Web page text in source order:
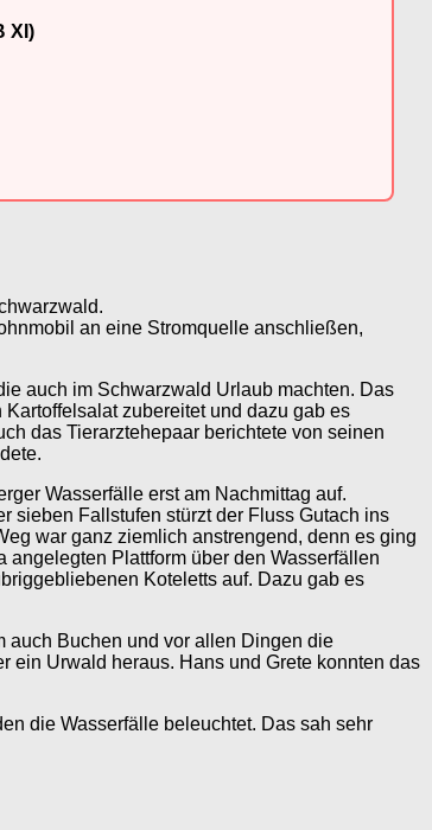
XI)
an eine Stromquelle anschließen,
auch im Schwarzwald Urlaub machten. Das
zubereitet und dazu gab es
das Tierarztehepaar berichtete von seinen
Wasserfälle erst am Nachmittag auf.
sieben Fallstufen stürzt der Fluss Gutach ins
war ganz ziemlich anstrengend, denn es ging
Plattform über den Wasserfällen
Koteletts auf. Dazu gab es
auch Buchen und vor allen Dingen die
ein Urwald heraus. Hans und Grete konnten das
die Wasserfälle beleuchtet. Das sah sehr